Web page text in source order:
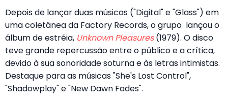
Depois de lançar duas músicas ("Digital" e "Glass") em
uma coletânea da Factory Records, o grupo lançou o
álbum de estréia, Unknown Pleasures(1979). O disco
teve grande repercussão entre o público e a crítica,
devido à sua sonoridade soturna e às letras intimistas.
Destaque para as músicas "She's Lost Control",
"Shadowplay" e "New Dawn Fades".